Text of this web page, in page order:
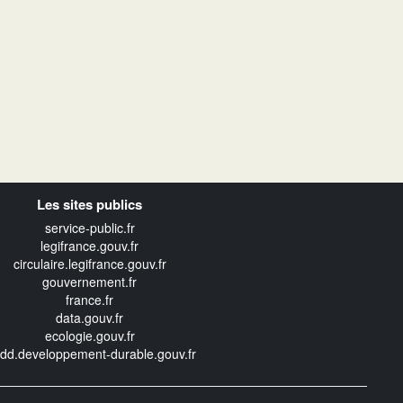
Les sites publics
service-public.fr
legifrance.gouv.fr
circulaire.legifrance.gouv.fr
gouvernement.fr
france.fr
data.gouv.fr
ecologie.gouv.fr
durable.gouv.fr